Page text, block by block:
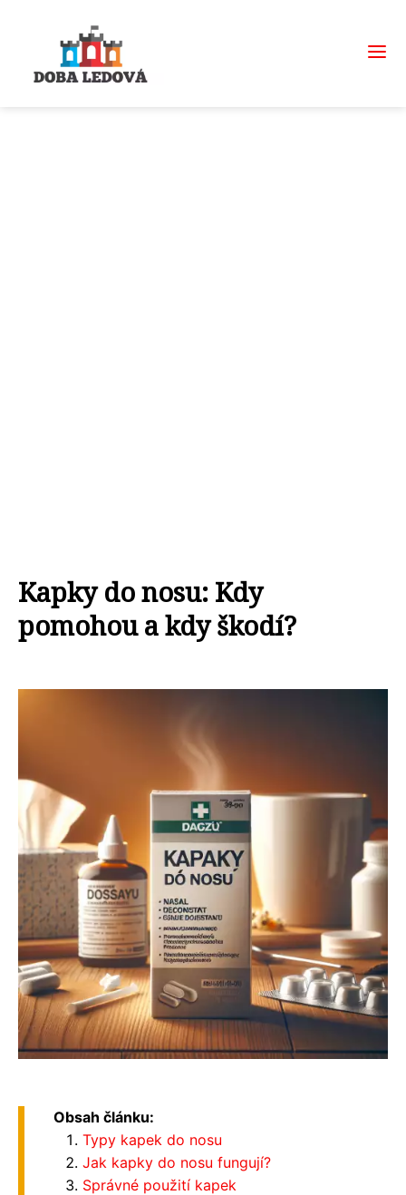
Kapky do nosu: Kdy
pomohou a kdy škodí?
Obsah článku:
Typy kapek do nosu
Jak kapky do nosu fungují?
Správné použití kapek